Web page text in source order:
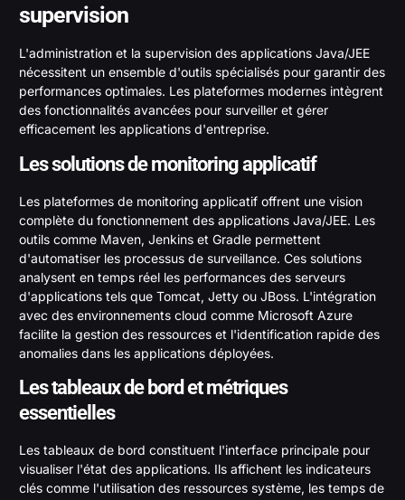
supervision
L'administration et la supervision des applications Java/JEE
nécessitent un ensemble d'outils spécialisés pour garantir des
performances optimales. Les plateformes modernes intègrent
des fonctionnalités avancées pour surveiller et gérer
efficacement les applications d'entreprise.
Les solutions de monitoring applicatif
Les plateformes de monitoring applicatif offrent une vision
complète du fonctionnement des applications Java/JEE. Les
outils comme Maven, Jenkins et Gradle permettent
d'automatiser les processus de surveillance. Ces solutions
analysent en temps réel les performances des serveurs
d'applications tels que Tomcat, Jetty ou JBoss. L'intégration
avec des environnements cloud comme Microsoft Azure
facilite la gestion des ressources et l'identification rapide des
anomalies dans les applications déployées.
Les tableaux de bord et métriques
essentielles
Les tableaux de bord constituent l'interface principale pour
visualiser l'état des applications. Ils affichent les indicateurs
clés comme l'utilisation des ressources système, les temps de